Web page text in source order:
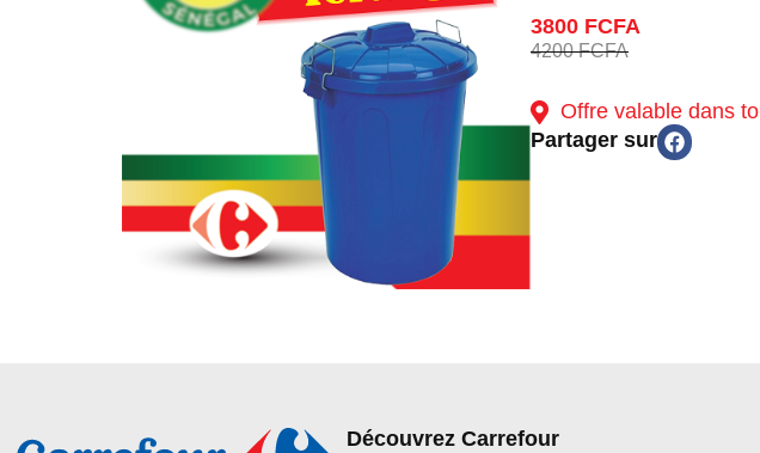
3800 FCFA
4200 FCFA
Offre valable dans
Partager sur
Découvrez Carrefour